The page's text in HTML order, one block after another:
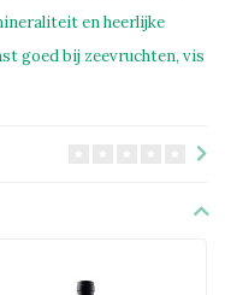
en heerlijke
goed bij zeevruchten, vis